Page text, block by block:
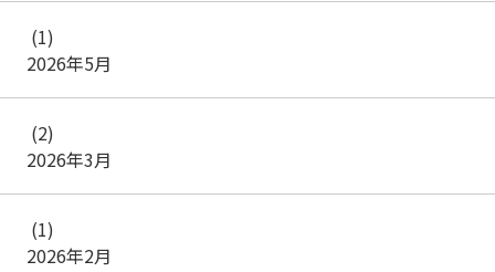
2026年5月
(1)
2026年3月
(2)
2026年2月
(1)